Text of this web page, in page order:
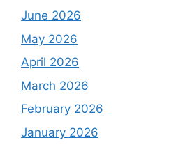
June 2026
May 2026
April 2026
March 2026
February 2026
January 2026